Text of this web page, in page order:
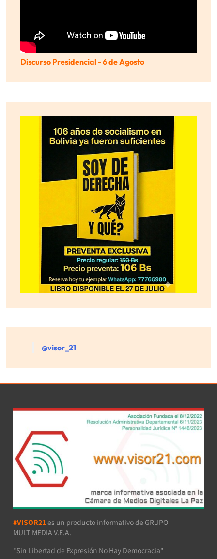
Discurso Presidencial - 6 de Agosto
@visor_21
#VISOR21 es un producto informativo de GRUPO
MULTIMEDIA V.E.A.
"Sin Libertad de Expresión No Hay Democracia"